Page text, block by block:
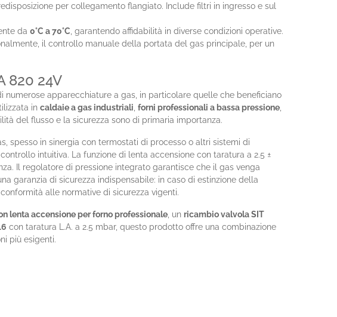
per collegamento flangiato. Include filtri in ingresso e sul
da0°C a 70°C , garantendo affidabilità in diverse condizioni operative.
il controllo manuale della portata del gas principale, per un
820 24V
apparecchiature a gas, in particolare quelle che beneficiano
incaldaie a gas industriali ,forni professionali a bassa pressione
del flusso e la sicurezza sono di primaria importanza.
spesso in sinergia con termostati di processo o altri sistemi di
intuitiva. La funzione di lenta accensione con taratura a 2.5 ±
Il regolatore di pressione integrato garantisce che il gas venga
garanzia di sicurezza indispensabile: in caso di estinzione della
alle normative di sicurezza vigenti.
lenta accensione per forno professionale , unricambio valvola SIT
con taratura L.A. a 2.5 mbar, questo prodotto offre una combinazione
più esigenti.